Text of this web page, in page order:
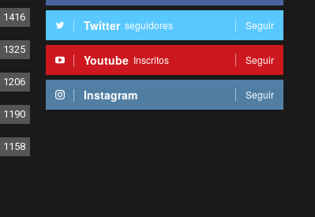
1416
1325
1206
1190
1158
Twitter seguidores Seguir
Youtube Inscritos Seguir
Instagram Seguir